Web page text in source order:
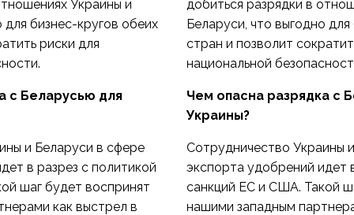
Украины и
бизнес-кругов обеих
риски для
с Беларусью для
и Беларуси в сфере
в разрез с политикой
шаг будет воспринят
как выстрел в
добиться разрядки в
Беларуси, что выгодно
стран и позволит
национальной
Чем опасна разрядка с
Украины?
Сотрудничество Украины
экспорта удобрений идет
санкций ЕС и США. Такой
нашими западным